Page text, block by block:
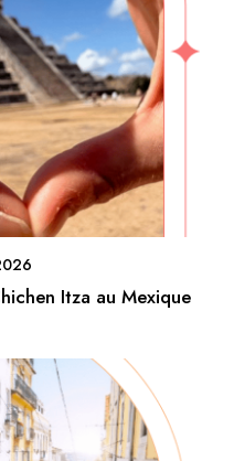
Itza au Mexique